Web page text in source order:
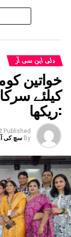
نے کاغذات
DON'T MISS
خلاف تحریک
دلی این سی آر
خواتین
کیلئے
:ریکھا
Published
ago
By سچ کی